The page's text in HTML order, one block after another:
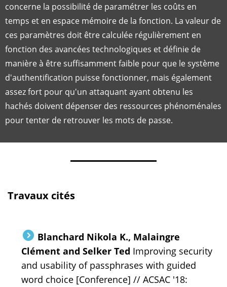
concerne la possibilité de paramétrer les coûts en
temps et en espace mémoire de la fonction. La valeur de
ces paramètres doit être calculée régulièrement en
fonction des avancées technologiques et définie de
manière à être suffisamment faible pour que le système
d'authentification puisse fonctionner, mais également
assez fort pour qu'un attaquant ayant obtenu les
hachés doivent dépenser des ressources phénoménales
pour tenter de retrouver les mots de passe.
Travaux cités
Blanchard Nikola K., Malaingre
Clément and Selker Ted Improving security
and usability of passphrases with guided
word choice [Conference] // ACSAC '18: